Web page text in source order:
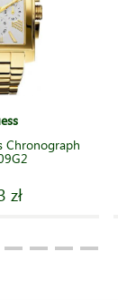
Chronograph
zł